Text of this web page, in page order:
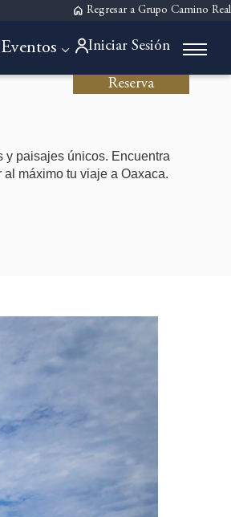
Regresar a Grupo Camino Real
Iniciar Sesión
Reserva
y paisajes únicos. Encuentra
máximo tu viaje a Oaxaca.